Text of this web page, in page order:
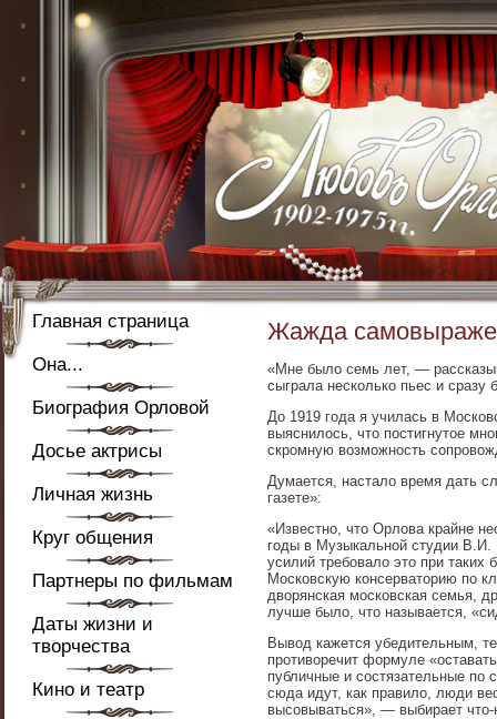
Главная страница
Она...
Биография Орловой
Досье актрисы
Личная жизнь
Круг общения
Партнеры по фильмам
Даты жизни и
творчества
Кино и театр
Жажда
«Мне было семь лет, —
сыграла несколько пьес и сразу
До 1919 года я училась в
выяснилось, что постигнутое
скромную возможность
Думается, настало время дать
газете»:
«Известно, что Орлова крайне
годы в Музыкальной студии В.И.
усилий требовало это при таких
Московскую консерваторию по
дворянская московская семья,
лучше было, что называется,
Вывод кажется убедительным,
противоречит формуле
публичные и состязательные по
сюда идут, как правило, люди
высовываться», — выбирает